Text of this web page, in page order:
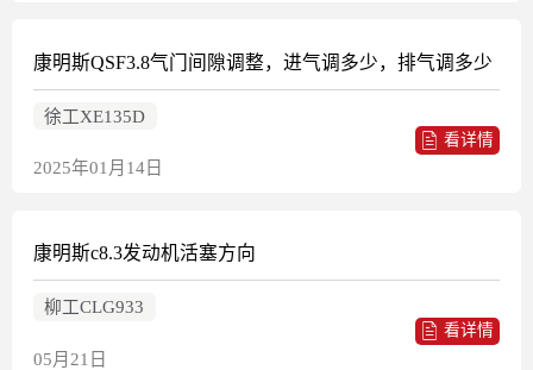
康明斯QSF3.8气门间隙调整，进气调多少，排气调多少
徐工XE135D
2025年01月14日
看详情
康明斯c8.3发动机活塞方向
柳工CLG933
05月21日
看详情